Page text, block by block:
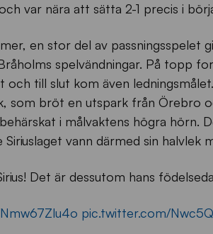
var nära att sätta 2-1 precis i
en stor del av passningsspelet
spelvändningar. På topp
till slut kom även
som bröt en utspark från Örebro
i målvaktens högra hörn.
vann därmed sin halvlek
Det är dessutom hans
pic.twitter.com/